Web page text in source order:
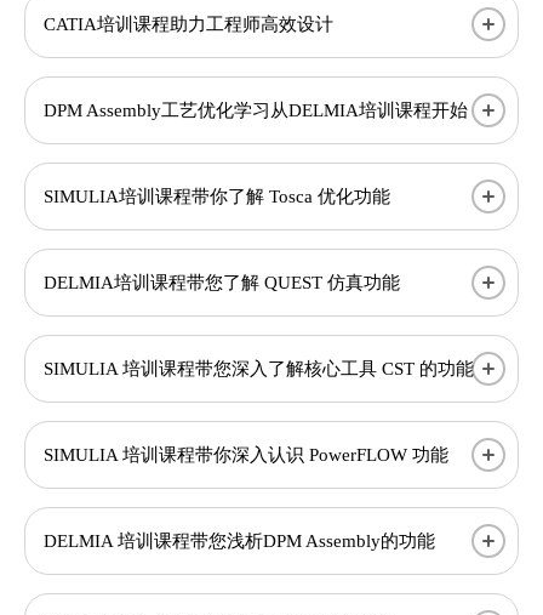
CATIA培训课程助力工程师高效设计
DPM Assembly工艺优化学习从DELMIA培训课程开始
SIMULIA培训课程带你了解 Tosca 优化功能
DELMIA培训课程带您了解 QUEST 仿真功能
SIMULIA 培训课程带您深入了解核心工具 CST 的功能
SIMULIA 培训课程带你深入认识 PowerFLOW 功能
DELMIA 培训课程带您浅析DPM Assembly的功能